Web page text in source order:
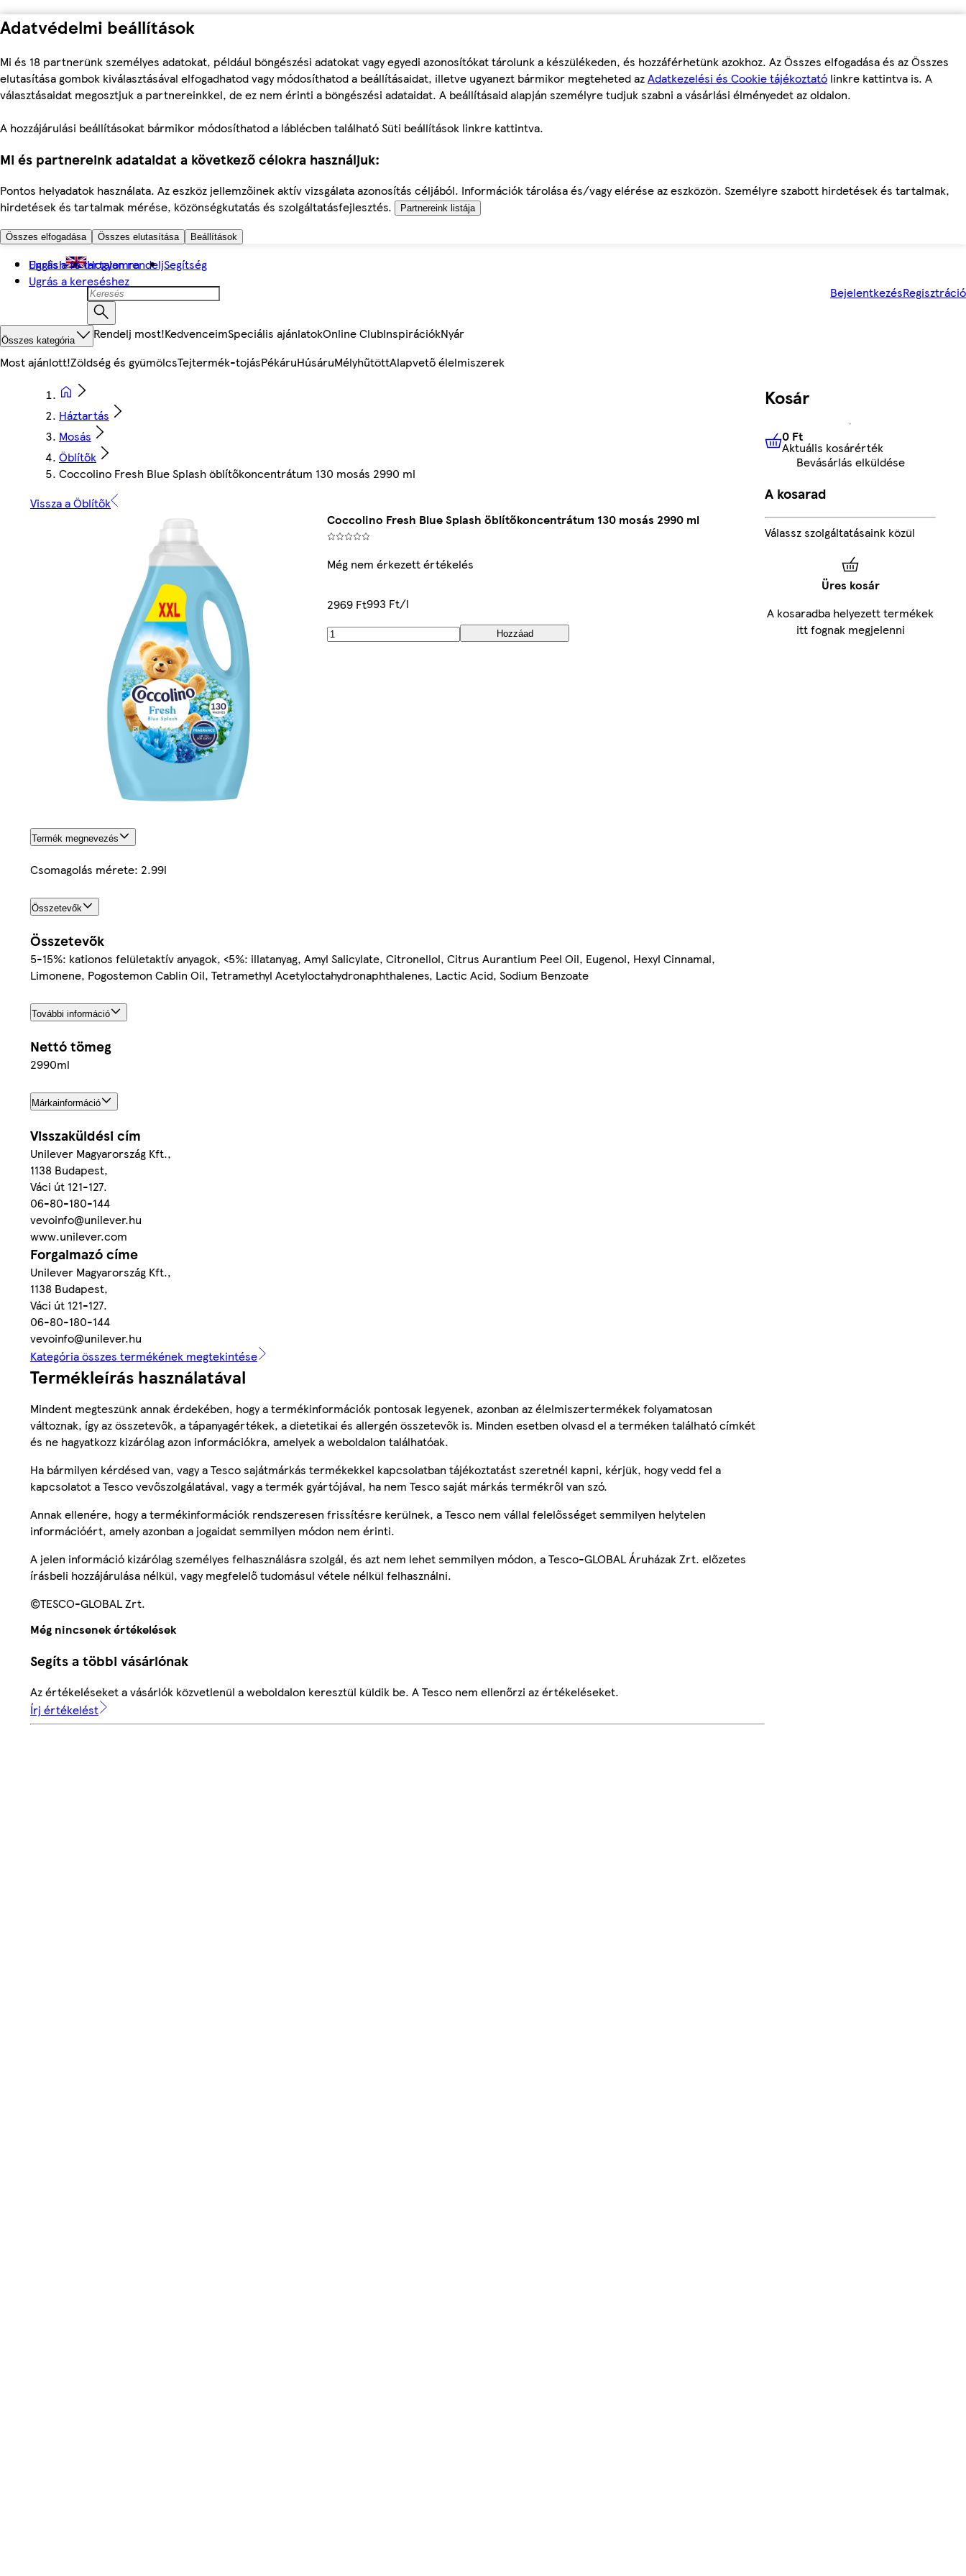
Adatvédelmi beállítások
Mi és 18 partnerünk személyes adatokat, például böngészési adatokat vagy egyedi azonosítókat tárolunk a készülékeden, és hozzáférhetünk azokhoz. Az Összes elfogadása és az Összes
elutasítása gombok kiválasztásával elfogadhatod vagy módosíthatod a beállításaidat, illetve ugyanezt bármikor megteheted azAdatkezelési és Cookie tájékoztató linkre kattintva is. A
választásaidat megosztjuk a partnereinkkel, de ez nem érinti a böngészési adataidat. A beállításaid alapján személyre tudjuk szabni a vásárlási élményedet az oldalon.
A hozzájárulási beállításokat bármikor módosíthatod a láblécben található Süti beállítások linkre kattintva.
Mi és partnereink adataidat a következő célokra használjuk:
Pontos helyadatok használata. Az eszköz jellemzőinek aktív vizsgálata azonosítás céljából. Információk tárolása és/vagy elérése az eszközön. Személyre szabott hirdetések és tartalmak,
hirdetések és tartalmak mérése, közönségkutatás és szolgáltatásfejlesztés.
Partnereink listája
Összes elfogadása Összes elutasítása Beállítások
Ugrás a fő tartalomra
Ugrás a kereséshez
English Hogyan rendeljSegítség
BejelentkezésRegisztráció
Összes kategória Rendelj most!KedvenceimSpeciális ajánlatokOnline ClubInspirációkNyár
Most ajánlott!Zöldség és gyümölcsTejtermék-tojásPékáruHúsáruMélyhűtöttAlapvető élelmiszerek
Háztartás
Mosás
Öblítők
Coccolino Fresh Blue Splash öblítőkoncentrátum 130 mosás 2990 ml
Vissza a Öblítők
Coccolino Fresh Blue Splash öblítőkoncentrátum 130 mosás 2990 ml
Még nem érkezett értékelés
2969 Ft993 Ft/l
Hozzáad
Termék megnevezés
Csomagolás mérete: 2.99l
Összetevők
Összetevők
5-15%: kationos felületaktív anyagok, <5%: illatanyag, Amyl Salicylate, Citronellol, Citrus Aurantium Peel Oil, Eugenol, Hexyl Cinnamal,
Limonene, Pogostemon Cablin Oil, Tetramethyl Acetyloctahydronaphthalenes, Lactic Acid, Sodium Benzoate
További információ
Nettó tömeg
2990ml
Márkainformáció
Visszaküldési cím
Unilever Magyarország Kft.,
1138 Budapest,
Váci út 121-127.
06-80-180-144
vevoinfo@unilever.hu
www.unilever.com
Forgalmazó címe
Unilever Magyarország Kft.,
1138 Budapest,
Váci út 121-127.
06-80-180-144
vevoinfo@unilever.hu
Kategória összes termékének megtekintése
Termékleírás használatával
Mindent megteszünk annak érdekében, hogy a termékinformációk pontosak legyenek, azonban az élelmiszertermékek folyamatosan
változnak, így az összetevők, a tápanyagértékek, a dietetikai és allergén összetevők is. Minden esetben olvasd el a terméken található címkét
és ne hagyatkozz kizárólag azon információkra, amelyek a weboldalon találhatóak.
Ha bármilyen kérdésed van, vagy a Tesco sajátmárkás termékekkel kapcsolatban tájékoztatást szeretnél kapni, kérjük, hogy vedd fel a
kapcsolatot a Tesco vevőszolgálatával, vagy a termék gyártójával, ha nem Tesco saját márkás termékről van szó.
Annak ellenére, hogy a termékinformációk rendszeresen frissítésre kerülnek, a Tesco nem vállal felelősséget semmilyen helytelen
információért, amely azonban a jogaidat semmilyen módon nem érinti.
A jelen információ kizárólag személyes felhasználásra szolgál, és azt nem lehet semmilyen módon, a Tesco-GLOBAL Áruházak Zrt. előzetes
írásbeli hozzájárulása nélkül, vagy megfelelő tudomásul vétele nélkül felhasználni.
©TESCO-GLOBAL Zrt.
Még nincsenek értékelések
Segíts a többi vásárlónak
Az értékeléseket a vásárlók közvetlenül a weboldalon keresztül küldik be. A Tesco nem ellenőrzi az értékeléseket.
Írj értékelést
Kosár
0 FtAktuális kosárérték
0 Ft
Aktuális kosárérték
Bevásárlás elküldése
A kosarad
Válassz szolgáltatásaink közül
Üres kosár
A kosaradba helyezett termékek
itt fognak megjelenni